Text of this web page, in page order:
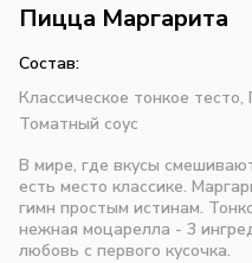
Пицца Маргарита
Состав:
Классическое тонкое тесто,
Томатный соус
В мире, где вкусы
есть место классике.
гимн простым истинам.
нежная моцарелла - 3
любовь с первого кусочка.